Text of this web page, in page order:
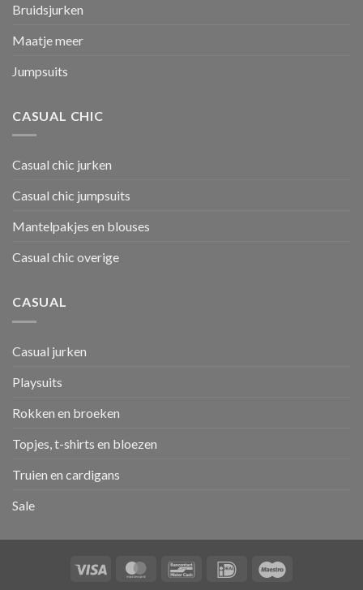
Bruidsjurken
Maatje meer
Jumpsuits
CASUAL CHIC
Casual chic jurken
Casual chic jumpsuits
Mantelpakjes en blouses
Casual chic overige
CASUAL
Casual jurken
Playsuits
Rokken en broeken
Topjes, t-shirts en bloezen
Truien en cardigans
Sale
Visa MasterCardBancontactIDeal